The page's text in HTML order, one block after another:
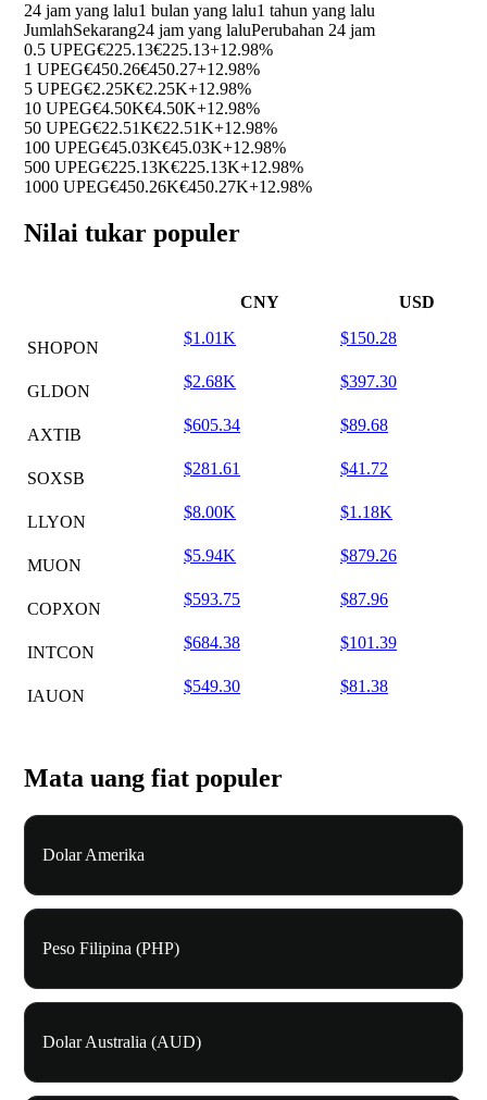
24 jam yang lalu1 bulan yang lalu1 tahun yang lalu
JumlahSekarang24 jam yang laluPerubahan 24 jam
0.5 UPEG€225.13€225.13+12.98%
1 UPEG€450.26€450.27+12.98%
5 UPEG€2.25K€2.25K+12.98%
10 UPEG€4.50K€4.50K+12.98%
50 UPEG€22.51K€22.51K+12.98%
100 UPEG€45.03K€45.03K+12.98%
500 UPEG€225.13K€225.13K+12.98%
1000 UPEG€450.26K€450.27K+12.98%
Nilai tukar populer
CNY USD
SHOPON
$1.01K $150.28
GLDON
$2.68K $397.30
AXTIB
$605.34 $89.68
SOXSB
$281.61 $41.72
LLYON
$8.00K $1.18K
MUON
$5.94K $879.26
COPXON
$593.75 $87.96
INTCON
$684.38 $101.39
IAUON
$549.30 $81.38
Mata uang fiat populer
Dolar Amerika
Peso Filipina (PHP)
Dolar Australia (AUD)